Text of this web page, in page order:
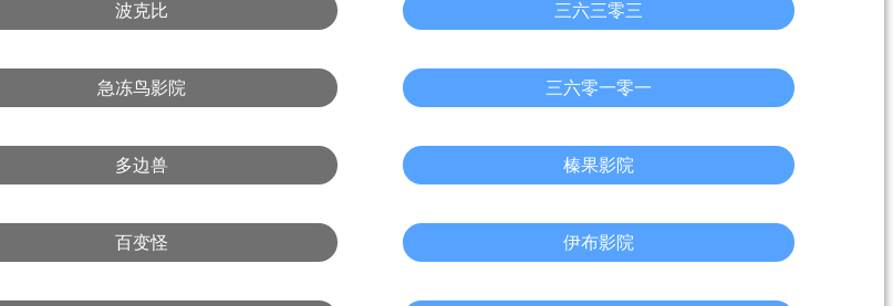
波克比 三六三零三
急冻鸟影院 三六零一零一
多边兽 榛果影院
百变怪 伊布影院